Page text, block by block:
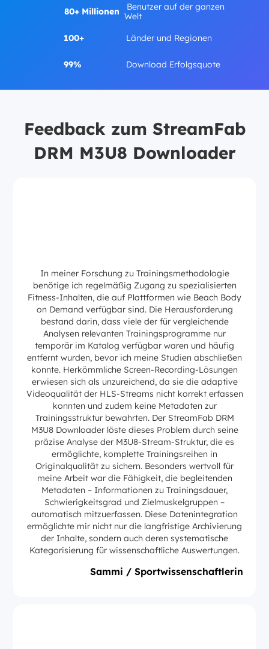
80+ Millionen
Benutzer auf der ganzen
Welt
100+
Länder und Regionen
99% Download Erfolgsquote
Feedback zum StreamFab
DRM M3U8 Downloader
In meiner Forschung zu Trainingsmethodologie
benötige ich regelmäßig Zugang zu spezialisierten
Fitness-Inhalten, die auf Plattformen wie Beach Body
on Demand verfügbar sind. Die Herausforderung
bestand darin, dass viele der für vergleichende
Analysen relevanten Trainingsprogramme nur
temporär im Katalog verfügbar waren und häufig
entfernt wurden, bevor ich meine Studien abschließen
konnte. Herkömmliche Screen-Recording-Lösungen
erwiesen sich als unzureichend, da sie die adaptive
Videoqualität der HLS-Streams nicht korrekt erfassen
konnten und zudem keine Metadaten zur
Trainingsstruktur bewahrten. Der StreamFab DRM
M3U8 Downloader löste dieses Problem durch seine
präzise Analyse der M3U8-Stream-Struktur, die es
ermöglichte, komplette Trainingsreihen in
Originalqualität zu sichern. Besonders wertvoll für
meine Arbeit war die Fähigkeit, die begleitenden
Metadaten – Informationen zu Trainingsdauer,
Schwierigkeitsgrad und Zielmuskelgruppen –
automatisch mitzuerfassen. Diese Datenintegration
ermöglichte mir nicht nur die langfristige Archivierung
der Inhalte, sondern auch deren systematische
Kategorisierung für wissenschaftliche Auswertungen.
Sammi / Sportwissenschaftlerin